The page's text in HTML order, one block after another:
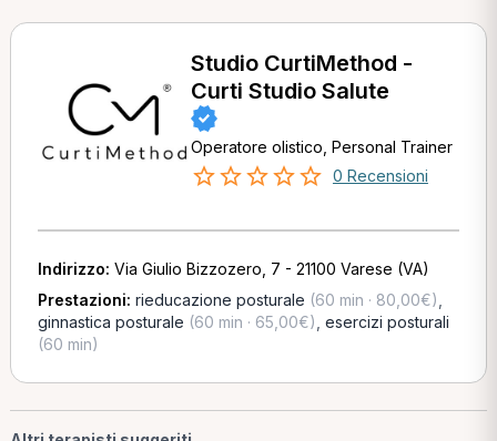
Studio CurtiMethod -
Curti Studio Salute
Operatore olistico, Personal Trainer
0 Recensioni
Indirizzo: Via Giulio Bizzozero, 7 - 21100 Varese (VA)
Prestazioni: rieducazione posturale (60 min · 80,00€)
ginnastica posturale (60 min · 65,00€) esercizi posturali
(60 min)